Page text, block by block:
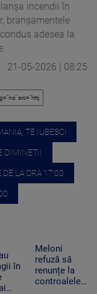
incendii în
branșamentele
adesea la
21-05-2026 | 08:25
TE IUBESC!
DIMINETII
DE LA ORA 17:00
în
Meloni
refuză să
renunțe la
controalele